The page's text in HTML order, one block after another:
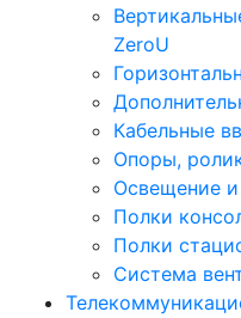
ZeroU
Кабельные
Опоры,
Освещение
Полки
Полки
Система